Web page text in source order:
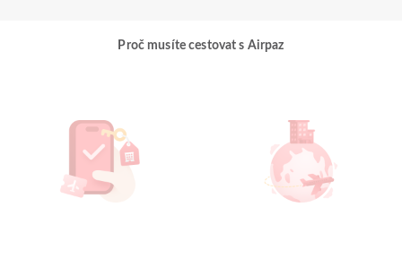
Proč musíte cestovat s Airpaz